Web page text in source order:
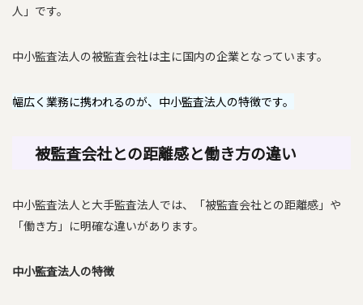
人」です。
中小監査法人の被監査会社は主に国内の企業となっています。
幅広く業務に携われるのが、中小監査法人の特徴です。
被監査会社との距離感と働き方の違い
中小監査法人と大手監査法人では、「被監査会社との距離感」や
「働き方」に明確な違いがあります。
中小監査法人の特徴